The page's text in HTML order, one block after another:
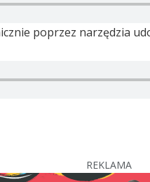
poprzez narzędzia
REKLAMA